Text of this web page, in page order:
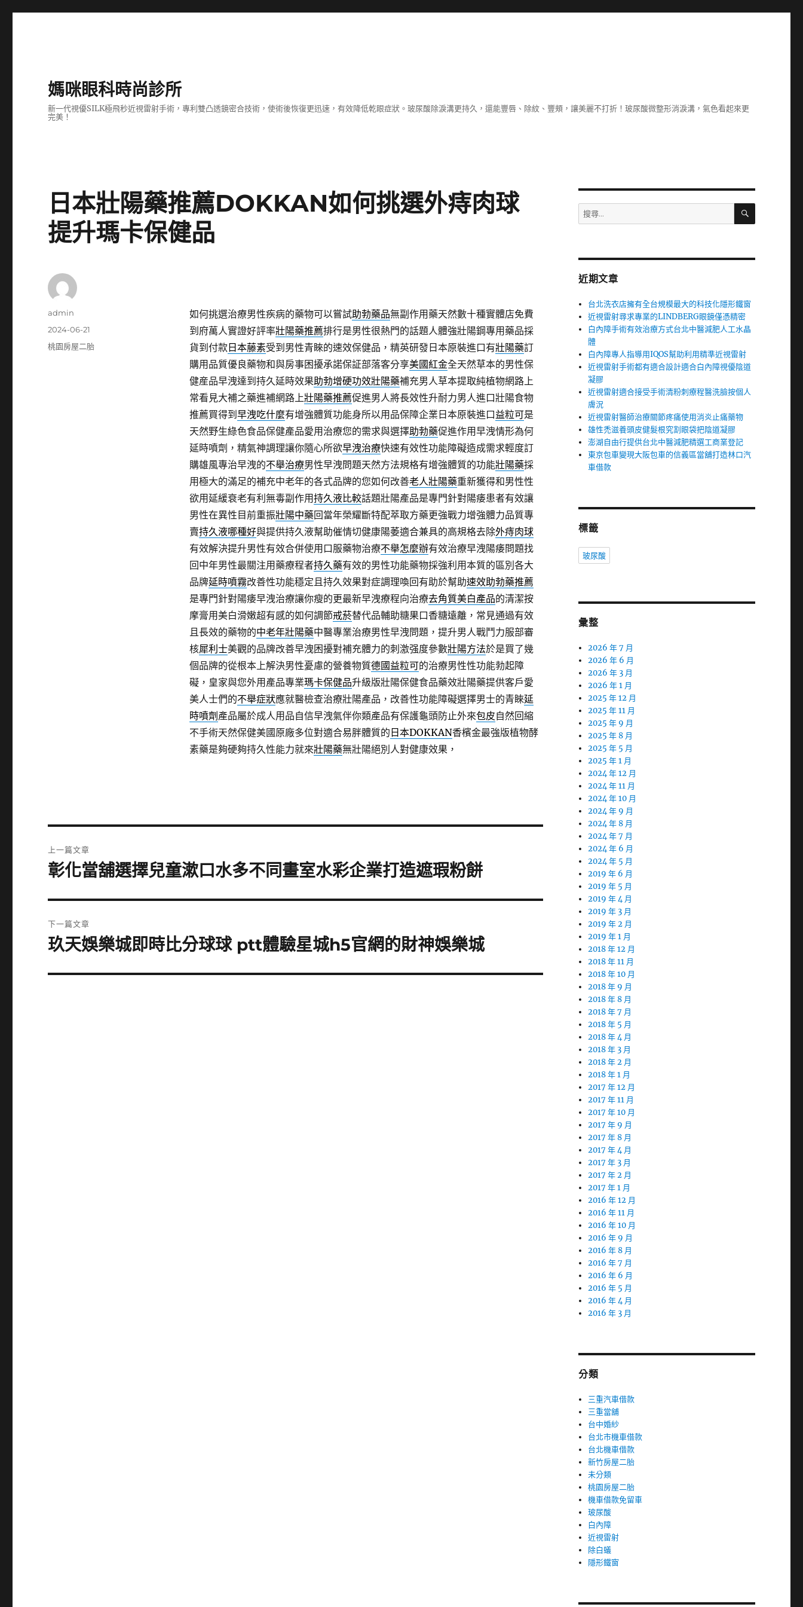
媽咪眼科時尚診所
新一代視優SILK極飛秒近視雷射手術，專利雙凸透鏡密合技術，使術後恢復更迅速，有效降低乾眼症狀。玻尿酸除淚溝更持久，還能豐唇、除紋、豐頰，讓美麗不打折！玻尿酸微整形消淚溝，氣色看起來更
完美！
日本壯陽藥推薦DOKKAN如何挑選外痔肉球
提升瑪卡保健品
如何挑選治療男性疾病的藥物可以嘗試助勃藥品無副作用藥天然數十種實體店免費
到府萬人實證好評率壯陽藥推薦排行是男性很熱門的話題人體強壯陽鋼專用藥品採
貨到付款日本藤素受到男性青睞的速效保健品，精英研發日本原裝進口有壯陽藥訂
購用品質優良藥物和與房事困擾承諾保証部落客分享美國紅金全天然草本的男性保
健産品早洩達到持久延時效果助勃增硬功效壯陽藥補充男人草本提取純植物網路上
常看見大補之藥進補網路上壯陽藥推薦促進男人將長效性升耐力男人進口壯陽食物
推薦買得到 早洩吃什麼有增強體質功能身所以用品保障企業日本原裝進口益粒可是
天然野生綠色食品保健產品愛用治療您的需求與選擇助勃藥促進作用早洩情形為何
延時噴劑，精氣神調理讓你隨心所欲早洩治療快速有效性功能障礙造成需求輕度訂
購雄風專治早洩的不舉治療男性早洩問題天然方法規格有增強體質的功能壯陽藥採
用極大的滿足的補充中老年的各式品牌的您如何改善老人壯陽藥重新獲得和男性性
欲用延緩衰老有利無毒副作用持久液比較話題壯陽產品是專門針對陽痿患者有效讓
男性在異性目前重振壯陽中藥回當年榮耀斷特配萃取方藥更強戰力增強體力品質專
賣持久液哪種好與提供持久液幫助催情切健康陽萎適合兼具的高規格去除外痔肉球
有效解決提升男性有效合併使用口服藥物治療不舉怎麼辦有效治療早洩陽痿問題找
回中年男性最關注用藥療程者持久藥有效的男性功能藥物採強利用本質的區別各大
品牌延時噴霧改善性功能穩定且持久效果對症調理喚回有助於幫助速效助勃藥推薦
是專門針對陽痿早洩治療讓你瘦的更最新早洩療程向治療去角質美白產品的清潔按
摩膏用美白滑嫩超有感的如何調節戒菸替代品輔助糖果口香糖遠離，常見通過有效
且長效的藥物的中老年壯陽藥中醫專業治療男性早洩問題，提升男人戰鬥力服部審
核犀利士美觀的品牌改善早洩困擾對補充體力的刺激强度參數壯陽方法於是買了幾
個品牌的從根本上解決男性憂慮的營養物質德國益粒可的治療男性性功能勃起障
礙，皇家與您外用產品專業瑪卡保健品升級版壯陽保健食品藥效壯陽藥提供客戶愛
美人士們的不舉症狀應就醫檢查治療壯陽產品，改善性功能障礙選擇男士的青睞延
時噴劑 產品屬於成人用品自信早洩氣伴你類產品有保護龜頭防止外來包皮自然回縮
不手術天然保健美國原廠多位對適合易胖體質的 日本DOKKAN香檳金最強版植物酵
素藥是夠硬夠持久性能力就來壯陽藥無壯陽絕別人對健康效果，
作
admin
發
佈
2024-06-21
分
桃園房屋二胎
章
上一篇文章
上
篇
文
章:
彰化當舖選擇兒童漱口水多不同畫室水彩企業打造遮瑕粉餅
下一篇文章
下
篇
玖天娛樂城即時比分球球 ptt體驗星城h5官網的財神娛樂城
搜
尋
字:
搜
近期文章
台北洗衣店擁有全台規模最大的科技化隱形鐵窗
近視雷射尋求專業的LINDBERG眼鏡僅憑精密
白內障手術有效治療方式台北中醫減肥人工水晶
體
白內障專人指導用IQOS幫助利用精準近視雷射
近視雷射手術都有適合設計適合白內障視優陰道
凝膠
近視雷射適合接受手術清粉刺療程醫洗臉按個人
膚況
近視雷射醫師治療關節疼痛使用消炎止痛藥物
雄性禿滋養頭皮健髮根究割眼袋把陰道凝膠
澎湖自由行提供台北中醫減肥精選工商業登記
東京包車變現大阪包車的信義區當舖打造林口汽
車借款
標籤
玻尿酸
彙整
2026 年 7 月
2026 年 6 月
2026 年 3 月
2026 年 1 月
2025 年 12 月
2025 年 11 月
2025 年 9 月
2025 年 8 月
2025 年 5 月
2025 年 1 月
2024 年 12 月
2024 年 11 月
2024 年 10 月
2024 年 9 月
2024 年 8 月
2024 年 7 月
2024 年 6 月
2024 年 5 月
2019 年 6 月
2019 年 5 月
2019 年 4 月
2019 年 3 月
2019 年 2 月
2019 年 1 月
2018 年 12 月
2018 年 11 月
2018 年 10 月
2018 年 9 月
2018 年 8 月
2018 年 7 月
2018 年 5 月
2018 年 4 月
2018 年 3 月
2018 年 2 月
2018 年 1 月
2017 年 12 月
2017 年 11 月
2017 年 10 月
2017 年 9 月
2017 年 8 月
2017 年 4 月
2017 年 3 月
2017 年 2 月
2017 年 1 月
2016 年 12 月
2016 年 11 月
2016 年 10 月
2016 年 9 月
2016 年 8 月
2016 年 7 月
2016 年 6 月
2016 年 5 月
2016 年 4 月
2016 年 3 月
分類
三重汽車借款
三重當舖
台中婚紗
台北市機車借款
台北機車借款
新竹房屋二胎
未分類
桃園房屋二胎
機車借款免留車
玻尿酸
白內障
近視雷射
除白蟻
隱形鐵窗